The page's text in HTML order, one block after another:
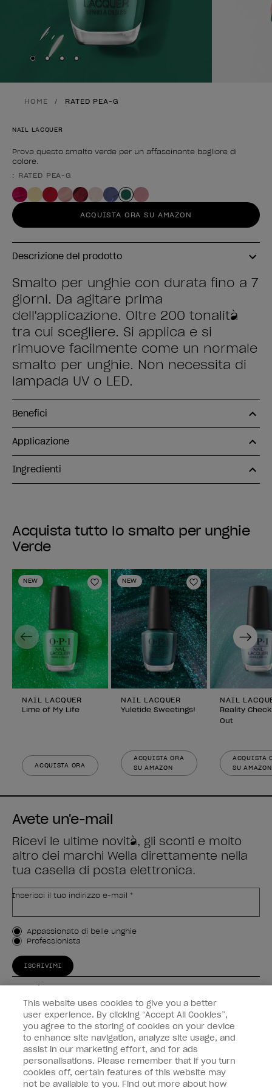
Skip to slide
Skip to slide
Skip to slide
Skip to slide
HOME RATED PEA-G
NAIL LACQUER
Prova questo smalto verde per un affascinante bagliore di
colore.
Forma del prodotto
: RATED PEA-G
ACQUISTA ORA SU AMAZON
Descrizione del prodotto
Smalto per unghie con durata fino a 7
giorni. Da agitare prima
dell'applicazione. Oltre 200 tonalità
tra cui scegliere. Si applica e si
rimuove facilmente come un normale
smalto per unghie. Non necessita di
lampada UV o LED.
Benefici
Applicazione
Ingredienti
Acquista tutto lo smalto per unghie
Verde
NEW
Aggiungi alla lista dei desideri
NAIL LACQUER
Lime of My Life
ACQUISTA ORA
NEW
Aggiungi alla
NAIL LACQUER
Yuletide Sweetings!
ACQUISTA ORA
SU AMAZON
NAIL
Reality
Out
ACQUISTA
SU AMAZON
Previous Next
Avete un'e-mail
Ricevi le ultime novità, gli sconti e molto
altro dei marchi Wella direttamente nella
tua casella di posta elettronica.
Inserisci il tuo indirizzo e-mail *
Tipo di cliente
Appassionato di belle unghie
Professionista
ISCRIVIMI
Esperienza
Collegati
Informazioni sul cliente
This website uses cookies to give you a better
user experience. By clicking “Accept All Cookies”,
you agree to the storing of cookies on your device
to enhance site navigation, analyze site usage, and
assist in our marketing effort, and for ads
personalisations. Please remember that if you turn
cookies off, certain features of this website may
not be available to you. Find out more about how